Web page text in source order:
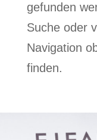
gefunden
Suche oder
Navigation
finden.